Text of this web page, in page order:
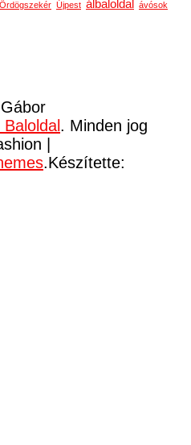
Ördögszekér Újpest álbaloldal
ávósok
Baloldal . Minden jog
|
.Készítette: